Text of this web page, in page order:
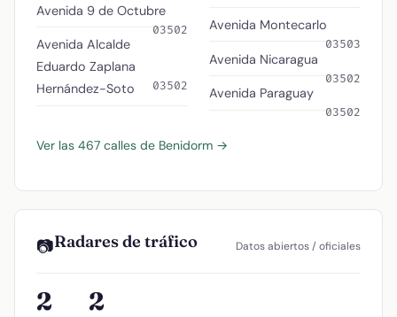
Avenida 9 de Octubre
03502
Avenida Alcalde
Eduardo Zaplana
Hernández-Soto
03502
Avenida Montecarlo
03503
Avenida Nicaragua
03502
Avenida Paraguay
03502
Ver las 467 calles de Benidorm →
📷Radares de tráfico Datos abiertos / oficiales
2 2